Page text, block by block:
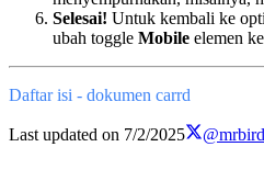
Selesai! Untuk kembali ke
ubah toggle Mobile elemen
Daftar isi - dokumen carrd
Last updated on 7/2/2025